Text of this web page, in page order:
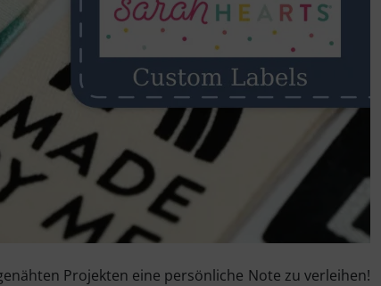
Projekten eine persönliche Note zu verleihen!